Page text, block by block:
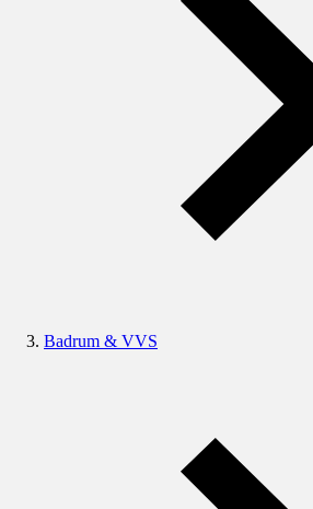
Badrum & VVS